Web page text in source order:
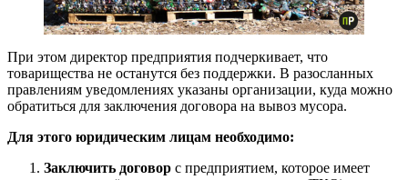
При этом директор предприятия подчеркивает, что
товарищества не останутся без поддержки. В разосланных
правлениям уведомлениях указаны организации, куда можно
обратиться для заключения договора на вывоз мусора.
Для этого юридическим лицам необходимо:
Заключить договор с предприятием, которое имеет